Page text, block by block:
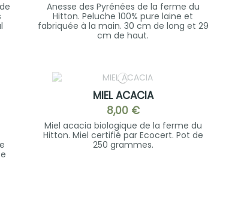
Anesse des Pyrénées de la ferme du
Hitton. Peluche 100% pure laine et
fabriquée à la main. 30 cm de long et 29
cm de haut.
MIEL ACACIA
8,00 €
Miel acacia biologique de la ferme du
Hitton. Miel certifié par Ecocert. Pot de
250 grammes.